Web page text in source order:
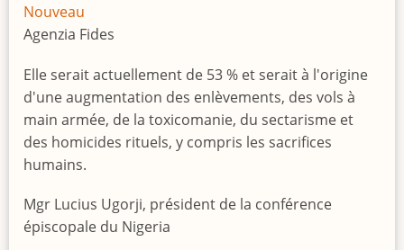
Nouveau
Agenzia Fides
Elle serait actuellement de 53 % et serait à l'origine
d'une augmentation des enlèvements, des vols à
main armée, de la toxicomanie, du sectarisme et
des homicides rituels, y compris les sacrifices
humains.
Mgr Lucius Ugorji, président de la conférence
épiscopale du Nigeria